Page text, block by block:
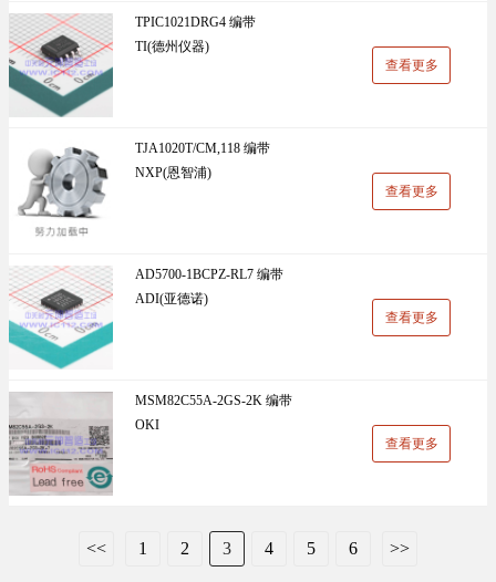
LINEAR(凌特)(728) AISHI(艾华集团)(668)
ST(先科)(660)
Infineon(英飞凌)(624)
HKR(香港电阻)(619)
TPIC1021DRG4 编带
TI(德州仪器)
查看更多
TJA1020T/CM,118 编带
NXP(恩智浦)
查看更多
AD5700-1BCPZ-RL7 编带
ADI(亚德诺)
查看更多
MSM82C55A-2GS-2K 编带
OKI
查看更多
<< 1 2 3 4 5 6 >>